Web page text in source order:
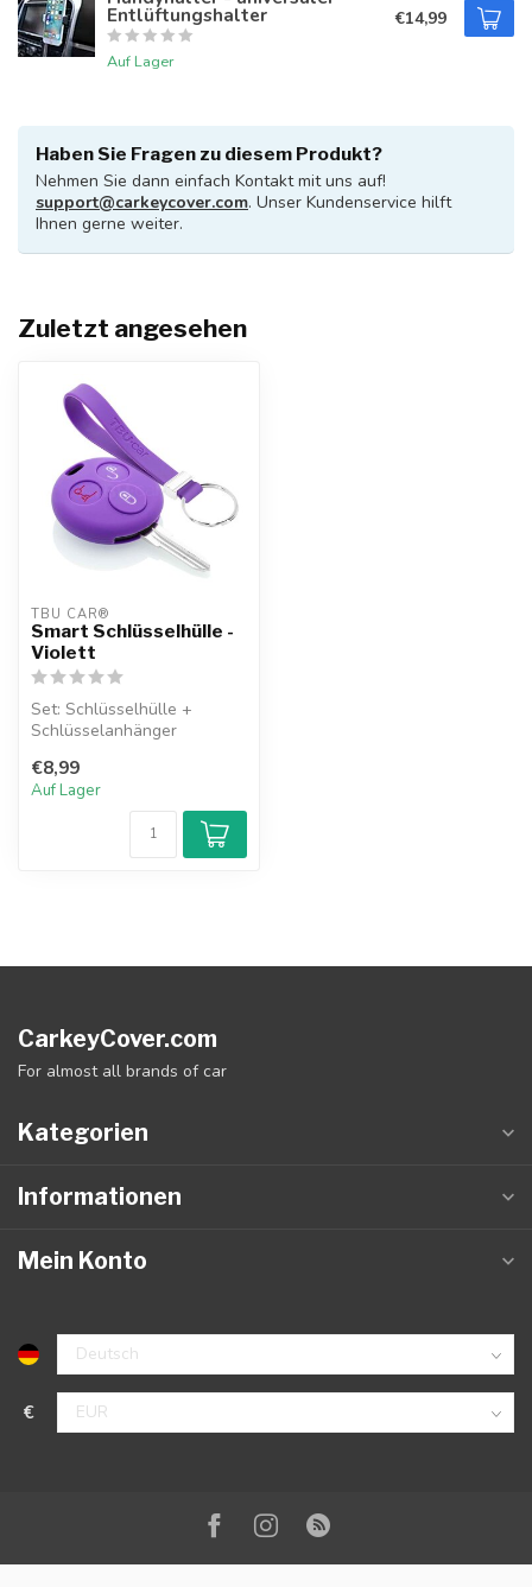
Entlüftungshalter
Auf Lager
€14,99
Haben Sie Fragen zu diesem Produkt?
Nehmen Sie dann einfach Kontakt mit uns auf!
support@carkeycover.com. Unser Kundenservice hilft
Ihnen gerne weiter.
Zuletzt angesehen
TBU CAR®
Smart Schlüsselhülle -
Violett
Set: Schlüsselhülle +
Schlüsselanhänger
€8,99
Auf Lager
CarkeyCover.com
For almost all brands of car
Kategorien
Informationen
Mein Konto
€